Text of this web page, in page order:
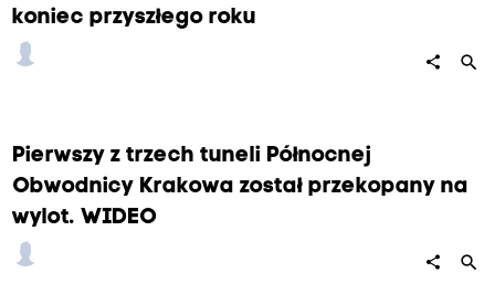
koniec przyszłego roku
share search
Pierwszy z trzech tuneli Północnej
Obwodnicy Krakowa został przekopany na
wylot. WIDEO
share search